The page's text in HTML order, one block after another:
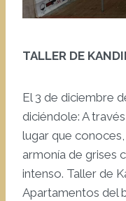
TALLER DE
El 3 de diciembre
diciéndole: A
lugar que
armonía de grises
intenso. Taller de
Apartamentos del